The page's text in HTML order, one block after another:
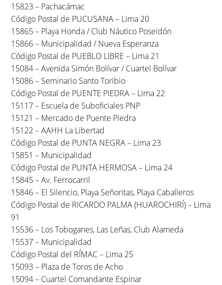
15823 – Pachacámac
Código Postal de PUCUSANA – Lima 20
15865 – Playa Honda / Club Náutico Poseidón
15866 – Municipalidad / Nueva Esperanza
Código Postal de PUEBLO LIBRE – Lima 21
15084 – Avenida Simón Bolívar / Cuartel Bolívar
15086 – Seminario Santo Toribio
Código Postal de PUENTE PIEDRA – Lima 22
15117 – Escuela de Suboficiales PNP
15121 – Mercado de Puente Piedra
15122 – AAHH La Libertad
Código Postal de PUNTA NEGRA – Lima 23
15851 – Municipalidad
Código Postal de PUNTA HERMOSA – Lima 24
15845 – Av. Ferrocarril
15846 – El Silencio, Playa Señoritas, Playa Caballeros
Código Postal de RICARDO PALMA (HUAROCHIRÍ) – Lima
91
15536 – Los Toboganes, Las Leñas, Club Alameda
15537 – Municipalidad
Código Postal del RÍMAC – Lima 25
15093 – Plaza de Toros de Acho
15094 – Cuartel Comandante Espinar